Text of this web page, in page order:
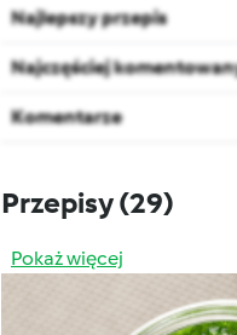
Najlepszy przepis
Najczęściej
Komentarze
Przepisy(29)
Pokaż więcej